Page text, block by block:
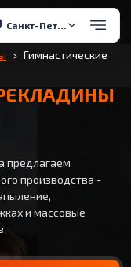
Санкт-Петербург
Гимнастические
предлагаем
производства -
и массовые